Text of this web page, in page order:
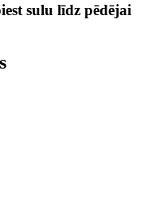
sulu līdz pēdējai